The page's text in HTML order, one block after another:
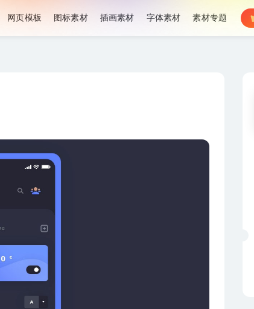
网页模板 图标素材 插画素材 字体素材 素材专题